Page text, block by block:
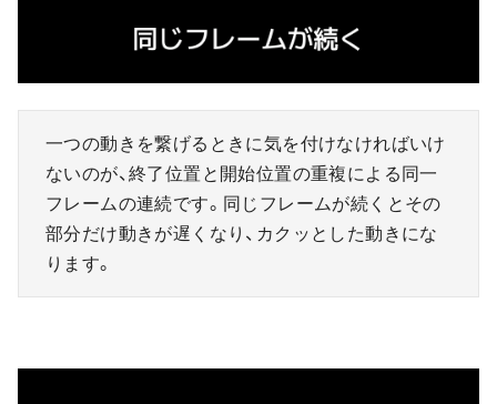
一つの動きを繋げるときに気を付けなければいけ
ないのが、終了位置と開始位置の重複による同一
フレームの連続です。同じフレームが続くとその
部分だけ動きが遅くなり、カクッとした動きにな
ります。